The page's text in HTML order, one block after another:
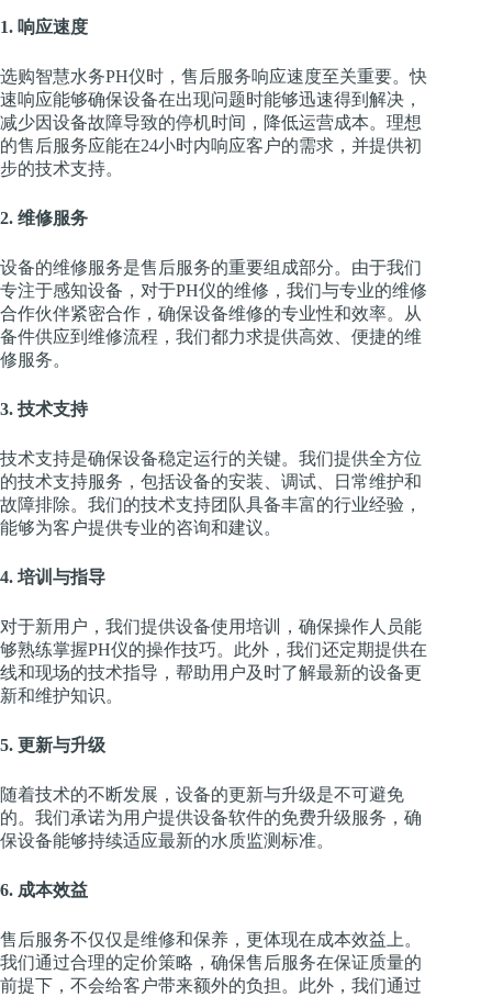
1. 响应速度
选购智慧水务PH仪时，售后服务响应速度至关重要。快
速响应能够确保设备在出现问题时能够迅速得到解决，
减少因设备故障导致的停机时间，降低运营成本。理想
的售后服务应能在24小时内响应客户的需求，并提供初
步的技术支持。
2. 维修服务
设备的维修服务是售后服务的重要组成部分。由于我们
专注于感知设备，对于PH仪的维修，我们与专业的维修
合作伙伴紧密合作，确保设备维修的专业性和效率。从
备件供应到维修流程，我们都力求提供高效、便捷的维
修服务。
3. 技术支持
技术支持是确保设备稳定运行的关键。我们提供全方位
的技术支持服务，包括设备的安装、调试、日常维护和
故障排除。我们的技术支持团队具备丰富的行业经验，
能够为客户提供专业的咨询和建议。
4. 培训与指导
对于新用户，我们提供设备使用培训，确保操作人员能
够熟练掌握PH仪的操作技巧。此外，我们还定期提供在
线和现场的技术指导，帮助用户及时了解最新的设备更
新和维护知识。
5. 更新与升级
随着技术的不断发展，设备的更新与升级是不可避免
的。我们承诺为用户提供设备软件的免费升级服务，确
保设备能够持续适应最新的水质监测标准。
6. 成本效益
售后服务不仅仅是维修和保养，更体现在成本效益上。
我们通过合理的定价策略，确保售后服务在保证质量的
前提下，不会给客户带来额外的负担。此外，我们通过